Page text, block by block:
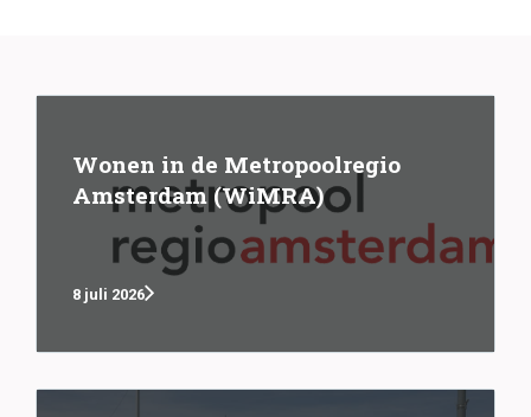
Wonen in de Metropoolregio
Amsterdam (WiMRA)
8 juli 2026